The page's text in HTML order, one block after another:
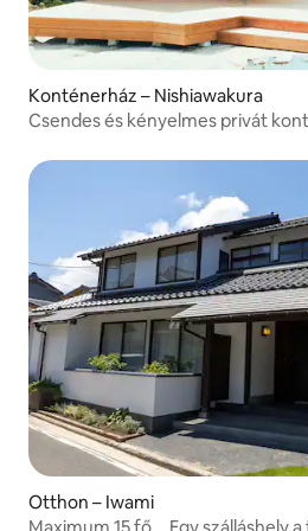
Konténerház – Nishiawakura
Csendes és kényelmes privát
kedvezmény]
Otthon – Iwami
Maximum 15 fő Egy szálláshely